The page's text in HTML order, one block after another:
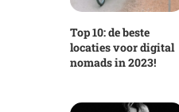
Top 10: de beste
locaties voor digital
nomads in 2023!